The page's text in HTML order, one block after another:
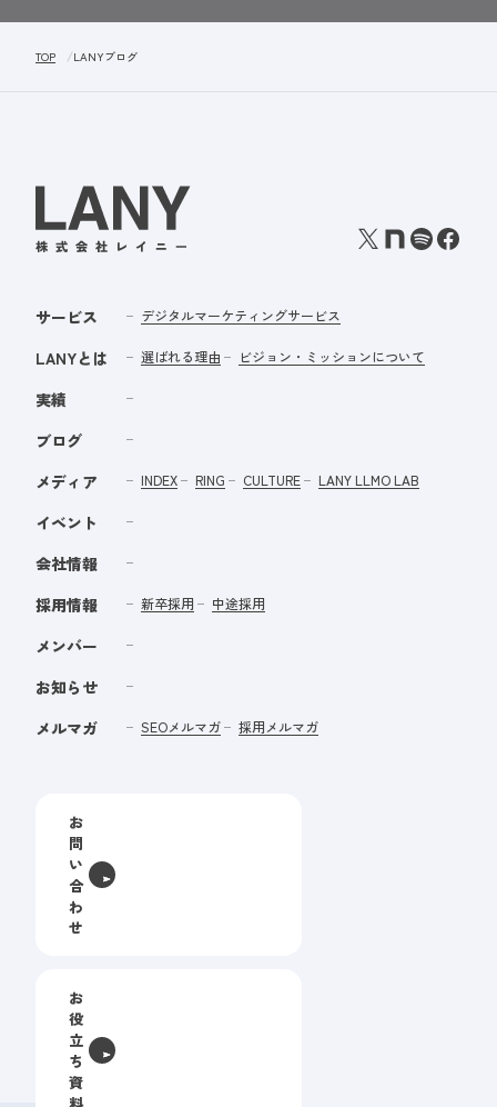
TOP LANYブログ
サービス デジタルマーケティングサービス
LANYとは 選ばれる理由 ビジョン・ミッションについて
実績
ブログ
メディア
INDEX RING CULTURE LANY LLMO LAB
イベント
会社情報
採用情報
新卒採用 中途採用
メンバー
お知らせ
メルマガ
SEOメルマガ 採用メルマガ
お
問
い
合
わ
せ
お
役
立
ち
資
料